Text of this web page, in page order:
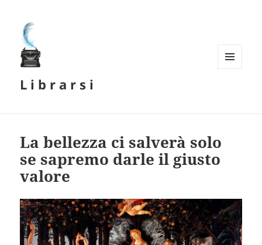
L i b r a r s i
La bellezza ci salverà solo
se sapremo darle il giusto
valore